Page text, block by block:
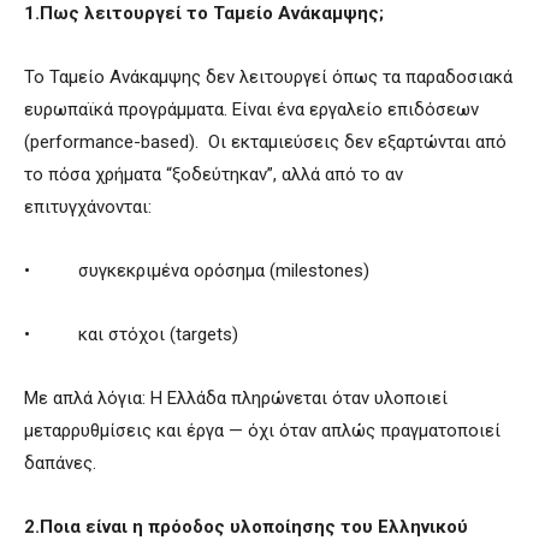
1.Πως λειτουργεί το Ταμείο Ανάκαμψης;
Το Ταμείο Ανάκαμψης δεν λειτουργεί όπως τα παραδοσιακά
ευρωπαϊκά προγράμματα. Είναι ένα εργαλείο επιδόσεων
(performance-based). Οι εκταμιεύσεις δεν εξαρτώνται από
το πόσα χρήματα “ξοδεύτηκαν”, αλλά από το αν
επιτυγχάνονται:
• συγκεκριμένα ορόσημα (milestones)
• και στόχοι (targets)
Με απλά λόγια: Η Ελλάδα πληρώνεται όταν υλοποιεί
μεταρρυθμίσεις και έργα — όχι όταν απλώς πραγματοποιεί
δαπάνες.
2.Ποια είναι η πρόοδος υλοποίησης του Ελληνικού